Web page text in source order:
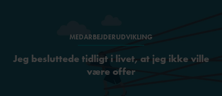
MEDARBEJDERUDVIKLING
Jeg besluttede tidligt i livet, at jeg ikke ville
være offer